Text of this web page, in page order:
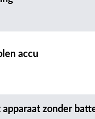
accu
zonder